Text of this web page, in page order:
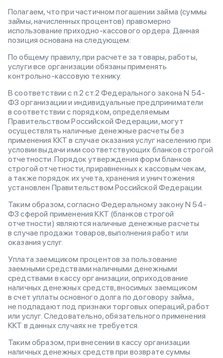
Полагаем, что при частичном погашении займа (суммы
займы, начисленных процентов) правомерно
использование приходно-кассового ордера. Данная
позиция основана на следующем:
По общему правилу, при расчете за товары, работы,
услуги все организации обязаны применять
контрольно-кассовую технику.
В соответствии с п.2 ст.2 Федерального закона N 54-
ФЗ организации и индивидуальные предприниматели
в соответствии с порядком, определяемым
Правительством Российской Федерации, могут
осуществлять наличные денежные расчеты без
применения ККТ в случае оказания услуг населению при
условии выдачи ими соответствующих бланков строгой
отчетности. Порядок утверждения форм бланков
строгой отчетности, приравненных к кассовым чекам,
а также порядок их учета, хранения и уничтожения
установлен Правительством Российской Федерации.
Таким образом, согласно Федеральному закону N 54-
ФЗ сферой применения ККТ (бланков строгой
отчетности) являются наличные денежные расчеты
в случае продажи товаров, выполнения работ или
оказания услуг.
Уплата заемщиком процентов за пользование
заемными средствами наличными денежными
средствами в кассу организации, оприходование
наличных денежных средств, вносимых заемщиком
в счет уплаты основного долга по договору займа,
не подпадают под признаки торговых операций, работ
или услуг. Следовательно, обязательного применения
ККТ в данных случаях не требуется.
Таким образом, при внесении в кассу организации
наличных денежных средств при возврате суммы